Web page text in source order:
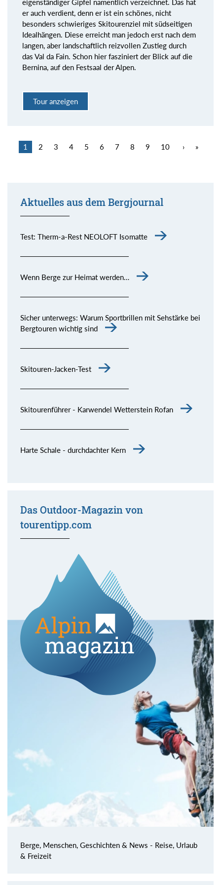
eigenständiger Gipfel namentlich verzeichnet. Das hat
er auch verdient, denn er ist ein schönes, nicht
besonders schwieriges Skitourenziel mit südseitigen
Idealhängen. Diese erreicht man jedoch erst nach dem
langen, aber landschaftlich reizvollen Zustieg durch
das Val da Fain. Schon hier fasziniert der Blick auf die
Bernina, auf den Festsaal der Alpen.
Tour anzeigen
1 2 3 4 5 6 7 8 9 10 › »
Aktuelles aus dem Bergjournal
Test: Therm-a-Rest NEOLOFT Isomatte
Wenn Berge zur Heimat werden…
Sicher unterwegs: Warum Sportbrillen mit Sehstärke bei
Bergtouren wichtig sind
Skitouren-Jacken-Test
Skitourenführer - Karwendel Wetterstein Rofan
Harte Schale - durchdachter Kern
Das Outdoor-Magazin von
tourentipp.com
Berge, Menschen, Geschichten & News - Reise, Urlaub
& Freizeit